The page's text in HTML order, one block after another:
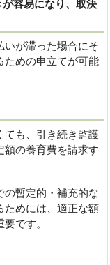
容易になり、取決
が滞った場合にそ
ための申立てが可能
も、引き続き監護
額の養育費を請求す
暫定的・補充的な
ためには、適正な額
です。